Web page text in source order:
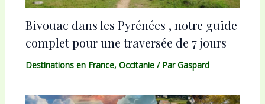
Bivouac dans les Pyrénées , notre guide
complet pour une traversée de 7 jours
Destinations en France, Occitanie/ ParGaspard